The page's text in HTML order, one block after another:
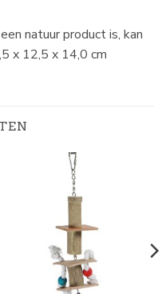
natuur product is, kan
x 12,5 x 14,0 cm